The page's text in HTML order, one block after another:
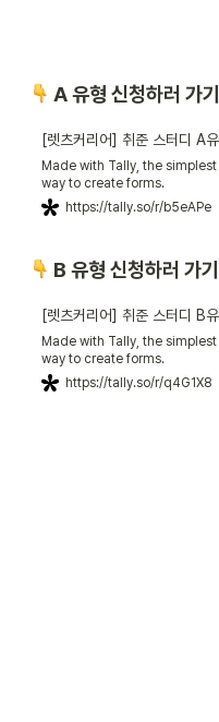
A 유형 신청하러 가기
Made with Tally, the simplest
way to create forms.
https://tally.so/r/b5eAPe
B 유형 신청하러 가기
Made with Tally, the simplest
way to create forms.
https://tally.so/r/q4G1X8